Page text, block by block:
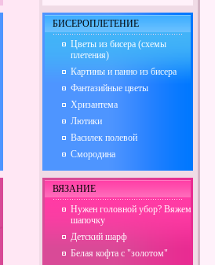
БИСЕРОПЛЕТЕНИЕ
Цветы из бисера (схемы
плетения)
Картины и панно из бисера
Фантазийные цветы
Хризантема
Лютики
Василек полевой
Смородина
ВЯЗАНИЕ
Нужен головной убор? Вяжем
шапочку
Детский шарф
Белая кофта с "золотом"